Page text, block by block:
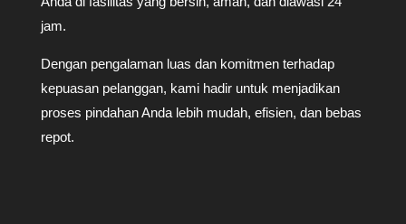
jam.
Dengan pengalaman luas dan komitmen terhadap
kepuasan pelanggan, kami hadir untuk menjadikan
proses pindahan Anda lebih mudah, efisien, dan bebas
repot.